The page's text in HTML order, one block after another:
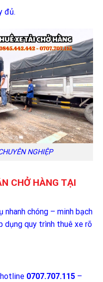
đủ.
NGHIỆP
CHỞ HÀNG TẠI
nhanh chóng – minh bạch
dụng quy trình thuê xe rõ
0707.707.115 –